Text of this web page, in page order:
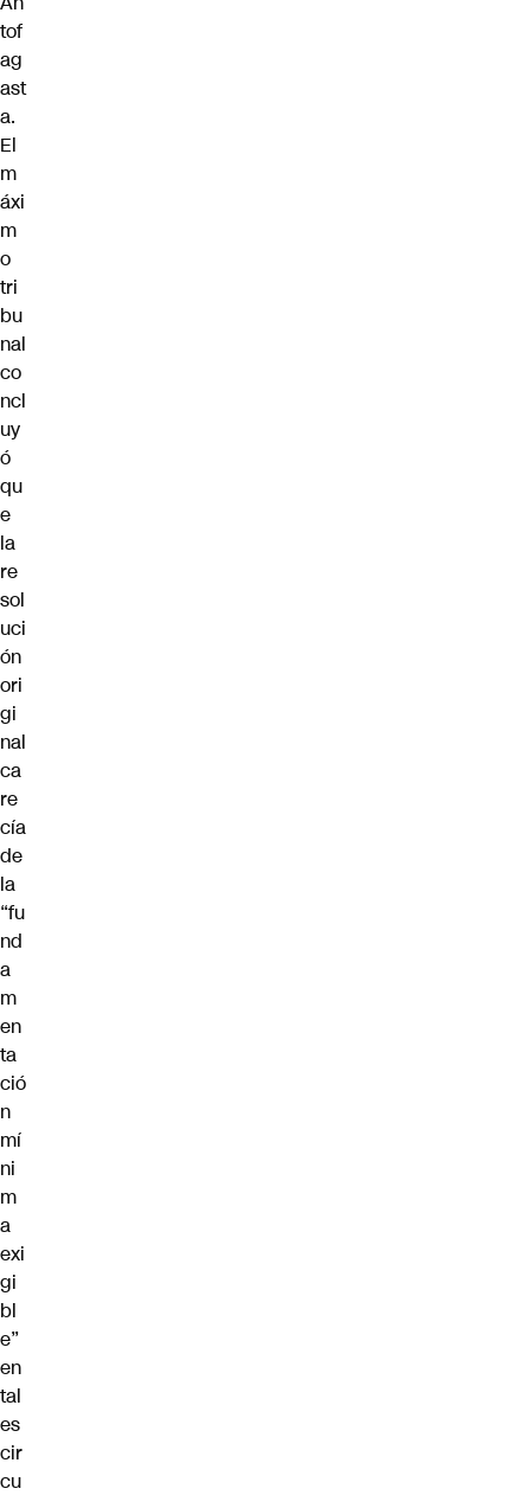
tof
ag
ast
a.
El
m
áxi
m
o
tri
bu
nal
co
ncl
uy
ó
qu
e
la
re
sol
uci
ón
ori
gi
nal
ca
re
cía
de
la
“fu
nd
a
m
en
ta
ció
n
mí
ni
m
a
exi
gi
bl
e”
en
tal
es
cir
cu